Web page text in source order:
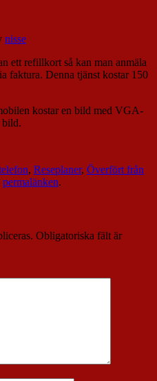
nisse
ett refillkort så kan man anmäla
faktura. Denna tjänst kostar 150
kostar en bild med VGA-
, Reseplaner, Överfört från
permalänken.
Obligatoriska fält är